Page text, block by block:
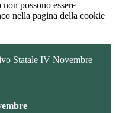
possono essere
nella pagina della cookie
Statale IV Novembre